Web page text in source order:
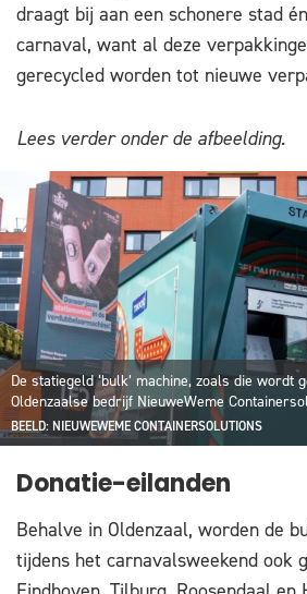
draagt bij aan een schonere stad
carnaval, want al deze
gerecycled worden tot nieuwe
Lees verder onder de afbeelding.
De statiegeld ‘bulk’ machine, zoals die wordt
Oldenzaalse bedrijf NieuweWeme
BEELD: NIEUWEWEME CONTAINERSOLUTIONS
Donatie-eilanden
Behalve in Oldenzaal, worden de
tijdens het carnavalsweekend ook